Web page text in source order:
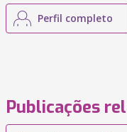
Perfil completo
Publicações